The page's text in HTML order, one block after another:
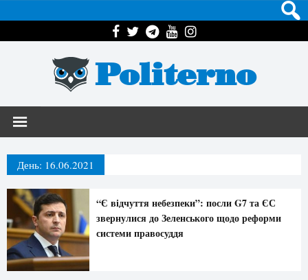
Politerno
День: 16.06.2021
“Є відчуття небезпеки”: посли G7 та ЄС
звернулися до Зеленського щодо реформи
системи правосуддя